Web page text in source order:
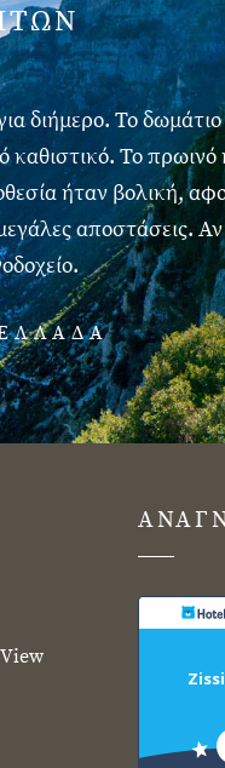
διήμερο. Το
Το
ήταν βολική,
αποστάσεις.